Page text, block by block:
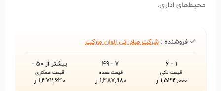
محیط‌های اداری.
فروشنده :شرکت صادراتی الوان مارکت
1 - 6
قیمت تکی
1,534,000 ر
7 - 49
قیمت عمده
1,487,980 ر
بیشتر از 50 -
قیمت همکاری
1,472,640 ر